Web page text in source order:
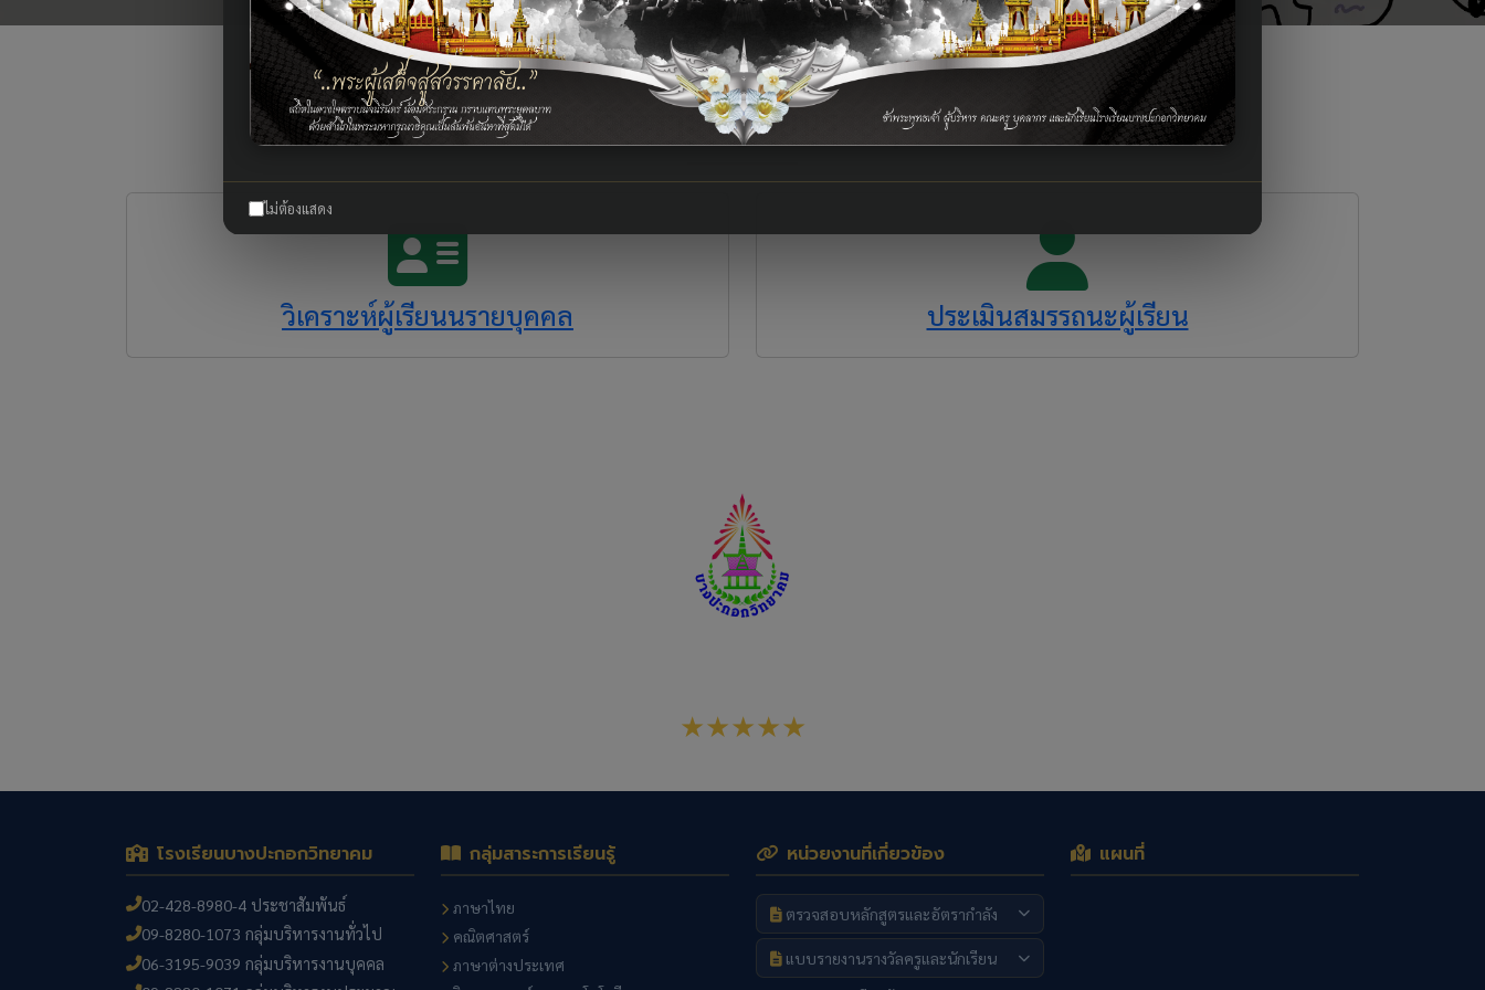
ไม่ต้องแสดง
งานนวิเคราะห์ผู้เรียนรายบุคคล
วิเคราะห์ผู้เรียนนรายบุคคล ประเมินสมรรถนะผู้เรียน
★★★★★
โรงเรียนบางปะกอกวิทยาคม
02-428-8980-4 ประชาสัมพันธ์
09-8280-1073 กลุ่มบริหารงานทั่วไป
06-3195-9039 กลุ่มบริหารงานบุคคล
กลุ่มสาระการเรียนรู้
ภาษาไทย
คณิตศาสตร์
ภาษาต่างประเทศ
หน่วยงานที่เกี่ยวข้อง
ตรวจสอบหลักสูตรและอัตรากำลัง
แบบรายงานรางวัลครูและนักเรียน
แผนที่